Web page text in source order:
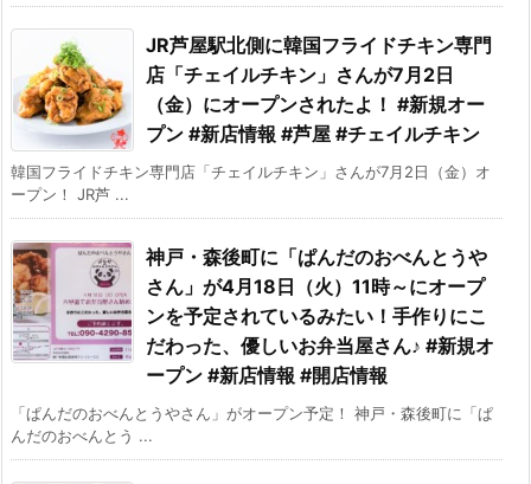
JR芦屋駅北側に韓国フライドチキン専門
店「チェイルチキン」さんが7月2日
（金）にオープンされたよ！ #新規オー
プン #新店情報 #芦屋 #チェイルチキン
韓国フライドチキン専門店「チェイルチキン」さんが7月2日（金）オ
ープン！ JR芦 ...
神戸・森後町に「ぱんだのおべんとうや
さん」が4月18日（火）11時～にオープ
ンを予定されているみたい！手作りにこ
だわった、優しいお弁当屋さん♪ #新規オ
ープン #新店情報 #開店情報
「ぱんだのおべんとうやさん」がオープン予定！ 神戸・森後町に「ぱ
んだのおべんとう ...